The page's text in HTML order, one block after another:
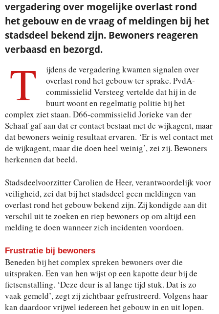
vergadering over mogelijke overlast rond
het gebouw en de vraag of meldingen bij het
stadsdeel bekend zijn. Bewoners reageren
verbaasd en bezorgd.
T
ijdens de vergadering kwamen signalen over
overlast rond het gebouw ter sprake. PvdA-
commissielid Versteeg vertelde dat hij in de
buurt woont en regelmatig politie bij het
complex ziet staan. D66-commissielid Jorieke van der
Schaaf gaf aan dat er contact bestaat met de wijkagent, maar
dat bewoners weinig resultaat ervaren. ‘Er is wel contact met
de wijkagent, maar die doen heel weinig’, zei zij. Bewoners
herkennen dat beeld.
Stadsdeelvoorzitter Carolien de Heer, verantwoordelijk voor
veiligheid, zei dat bij het stadsdeel geen meldingen van
overlast rond het gebouw bekend zijn. Zij kondigde aan dit
verschil uit te zoeken en riep bewoners op om altijd een
melding te doen wanneer zich incidenten voordoen.
Frustratie bij bewoners
Beneden bij het complex spreken bewoners over die
uitspraken. Een van hen wijst op een kapotte deur bij de
fietsenstalling. ‘Deze deur is al lange tijd stuk. Dat is zo
vaak gemeld’, zegt zij zichtbaar gefrustreerd. Volgens haar
kan daardoor vrijwel iedereen het gebouw in en uit lopen.